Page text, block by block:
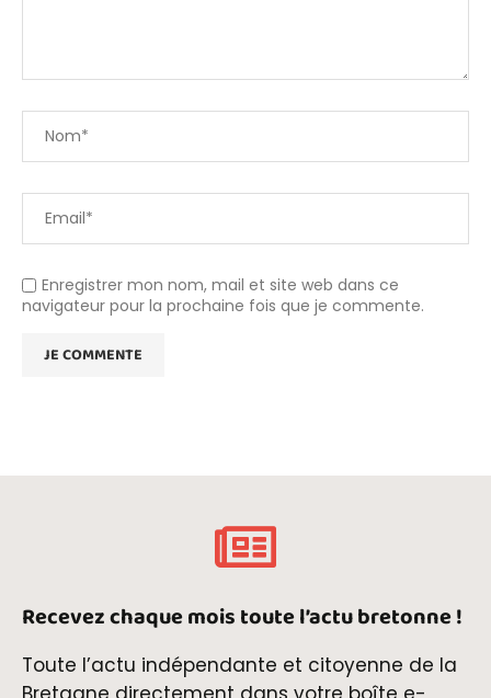
Enregistrer mon nom, mail et site web dans ce
navigateur pour la prochaine fois que je commente.
Recevez chaque mois toute l’actu bretonne !
Toute l’actu indépendante et citoyenne de la